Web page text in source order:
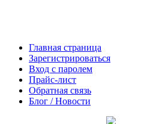
Главная страница
Зарегистрироваться
Вход с паролем
Прайс-лист
Обратная связь
Блог / Новости